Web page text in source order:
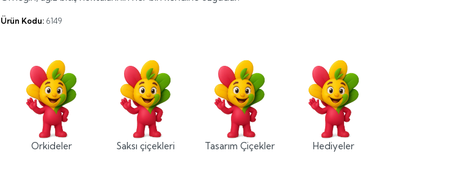
Ürün Kodu: 6149
Orkideler Saksı çiçekleri Tasarım Çiçekler Hediyeler